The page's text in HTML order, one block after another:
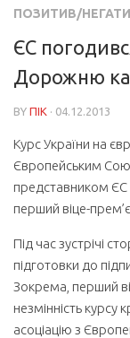
ПОЗИТИВ/
ЄС
Дорожню
BY ПІК · 04.12.2013
Курс України на
Європейським
представником ЄС
перший віце-
Під час зустрічі
підготовки до
Зокрема, перший
незмінність курсу
асоціацію з